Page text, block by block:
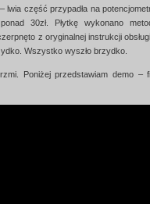
– lwia część przypadła na
30zł. Płytkę wykonano
z oryginalnej instrukcji
Wszystko wyszło brzydko.
Poniżej przedstawiam demo –